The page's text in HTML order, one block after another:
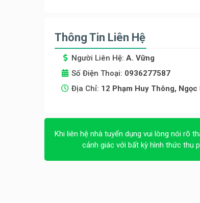
Thông Tin Liên Hệ
Người Liên Hệ: A. Vững
Số Điện Thoại: 0936277587
Địa Chỉ: 12 Phạm Huy Thông, Ngọc
Khi liên hệ nhà tuyển dụng vui lòng nói rõ
cảnh giác với bất kỳ hình thức thu